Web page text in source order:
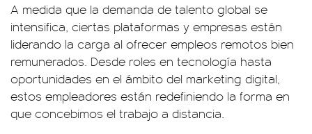
A medida que la demanda de talento global se
intensifica, ciertas plataformas y empresas están
liderando la carga al ofrecer empleos remotos bien
remunerados. Desde roles en tecnología hasta
oportunidades en el ámbito del marketing digital,
estos empleadores están redefiniendo la forma en
que concebimos el trabajo a distancia.